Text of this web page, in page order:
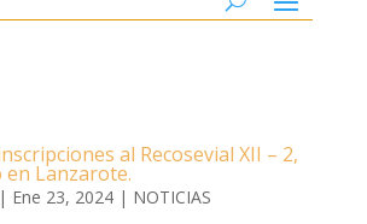
al Recosevial XII – 2,
en Lanzarote.
| Ene 23, 2024| NOTICIAS